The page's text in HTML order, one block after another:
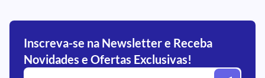
Inscreva-se na Newsletter e Receba
Novidades e Ofertas Exclusivas!